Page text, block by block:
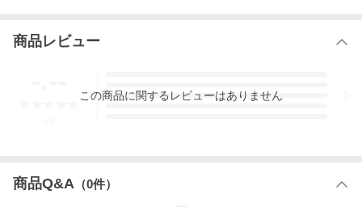
商品レビュー
3
この商品に関するレビューはありません
商品Q&A （0件）